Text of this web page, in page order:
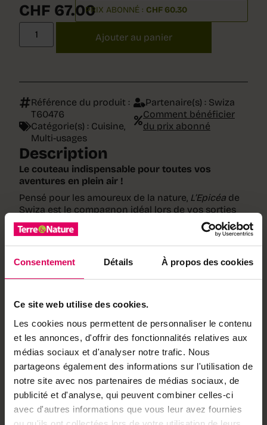
Consentement Détails À propos des cookies
Ce site web utilise des cookies.
Les cookies nous permettent de personnaliser le contenu
et les annonces, d'offrir des fonctionnalités relatives aux
médias sociaux et d'analyser notre trafic. Nous
partageons également des informations sur l'utilisation de
notre site avec nos partenaires de médias sociaux, de
publicité et d'analyse, qui peuvent combiner celles-ci
avec d'autres informations que vous leur avez fournies
CHF 67.00PRIX ABONNÉ : CHF60.30
Ajouter au panier
Référence du produit :
T60476
Catégorie(s) : Cuisine,
Multi-usages
Partenaire(s) : Swiza
Comment bénéficier
du prix abonné
Description
Le couteau indispensable pour toutes vos
aventures en plein air !
Pensé pour les amoureux de la nature, L’Epicéa de
Swiza est le compagnon idéal lors de vos sorties
en extérieur. Sa couleur olive se fond parfaitement
dans l’environnement, tandis que ses
fonctionnalités vous assurent sécurité et praticité.
Il est équipé d’un tire-tique, essentiel en cas de
Matière :Plastique
Couleur :Olive
Partenaire :Swiza
Notre partenaire
Swiza
Swiza fabrique des
couteaux suisses